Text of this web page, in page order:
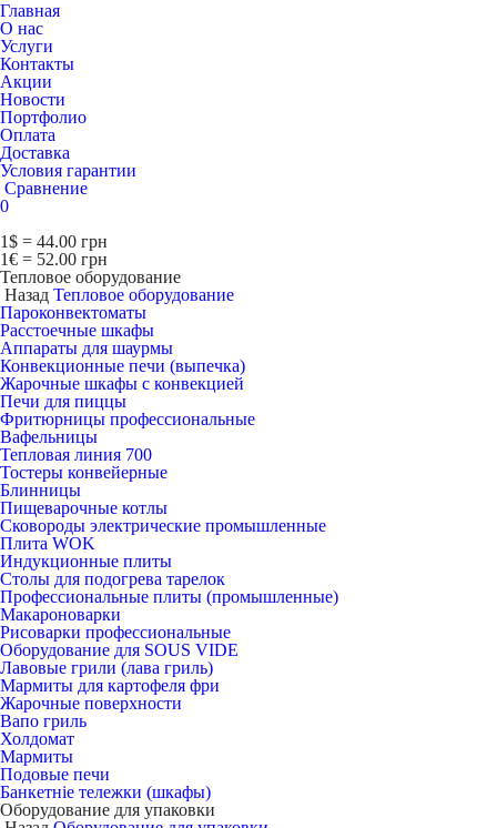
Главная
О нас
Услуги
Контакты
Акции
Новости
Портфолио
Оплата
Доставка
Условия гарантии
Сравнение
0
1$ = 44.00 грн
1€ = 52.00 грн
Тепловое оборудование
Назад Тепловое оборудование
Пароконвектоматы
Расcтоечные шкафы
Аппараты для шаурмы
Конвекционные печи (выпечка)
Жарочные шкафы с конвекцией
Печи для пиццы
Фритюрницы профессиональные
Вафельницы
Тепловая линия 700
Тостеры конвейерные
Блинницы
Пищеварочные котлы
Сковороды электрические промышленные
Плита WOK
Индукционные плиты
Столы для подогрева тарелок
Профессиональные плиты (промышленные)
Макароноварки
Рисоварки профессиональные
Оборудование для SOUS VIDE
Лавовые грили (лава гриль)
Мармиты для картофеля фри
Жарочные поверхности
Вапо гриль
Холдомат
Мармиты
Подовые печи
Банкетніе тележки (шкафы)
Оборудование для упаковки